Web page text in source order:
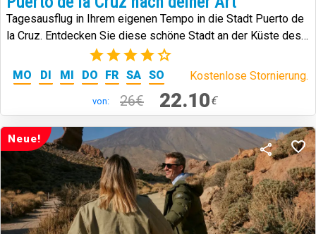
Tagesausflug in Ihrem eigenen Tempo in die Stadt Puerto de
la Cruz. Entdecken Sie diese schöne Stadt an der Küste des
(3)
MO DI MI DO FR SA SO Kostenlose Stornierung.
von: 26€ 22.10€
Neue!